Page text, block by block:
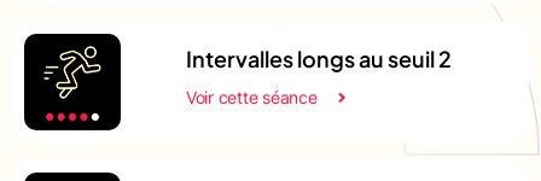
Intervalles longs au seuil 2
Voir cette séance